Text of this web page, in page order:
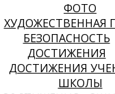
ФОТО
ХУДОЖЕСТВЕННАЯ
БЕЗОПАСНОСТЬ
ДОСТИЖЕНИЯ
ДОСТИЖЕНИЯ
ШКОЛЫ